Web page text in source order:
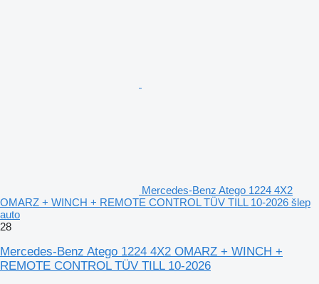
Mercedes-Benz Atego 1224 4X2
OMARZ + WINCH + REMOTE CONTROL TÜV TILL 10-2026 šlep
auto
28
Mercedes-Benz Atego 1224 4X2 OMARZ + WINCH +
REMOTE CONTROL TÜV TILL 10-2026